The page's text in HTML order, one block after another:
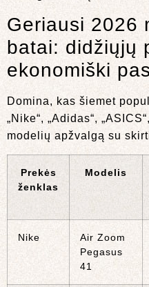
Geriausi 2026
batai: didžiųjų
ekonomiški
Domina, kas šiemet
„Nike“, „Adidas“,
modelių apžvalgą su
Prekės
ženklas
Modelis
Nike
Air Zoom
Pegasus
41